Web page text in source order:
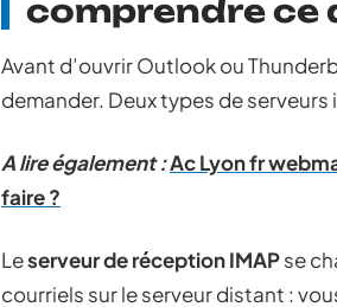
comprendre ce
Avant d’ouvrir Outlook ou
demander. Deux types de
A lire également :Ac Lyon fr
faire ?
Leserveur de réception IMAPse
courriels sur le serveur distant :